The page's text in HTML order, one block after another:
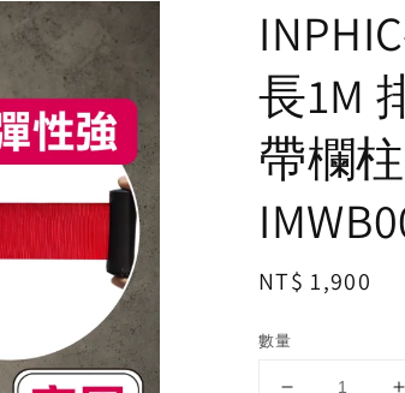
長1M
帶欄
Regular
NT$ 1,900
數量